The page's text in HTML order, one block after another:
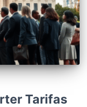
Tarifas